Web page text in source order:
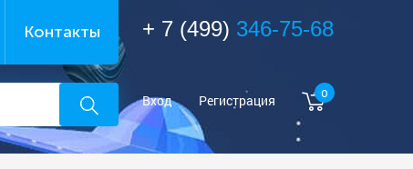
Контакты + 7 (499) 346-75-68
Вход Регистрация 0